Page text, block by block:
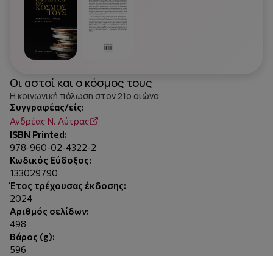
Οι αστοί και ο κόσμος τους
Η κοινωνική πόλωση στον 21ο αιώνα
Συγγραφέας/είς:
Ανδρέας Ν. Λύτρας
ISBN Printed:
978-960-02-4322-2
Κωδικός Εύδοξος:
133029790
Έτος τρέχουσας έκδοσης:
2024
Αριθμός σελίδων:
498
Βάρος (g):
596